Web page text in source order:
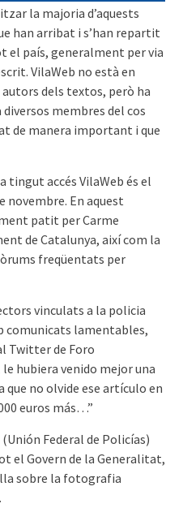
la majoria d’aquests
han arribat i s’han repartit
el país, generalment per via
VilaWeb no està en
autors dels textos, però ha
membres del cos
de manera important i que
tingut accés VilaWeb és el
novembre. En aquest
patit per Carme
de Catalunya, així com la
freqüentats per
vinculats a la policia
comunicats lamentables,
Twitter de Foro
le hubiera venido mejor una
no olvide ese artículo en
euros más…”
Federal de Policías)
el Govern de la Generalitat,
sobre la fotografia